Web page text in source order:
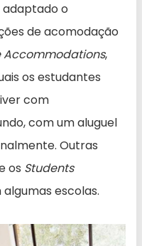
adaptado o
de acomodação
Accommodations,
os estudantes
com
com um aluguel
Outras
os Students
escolas.